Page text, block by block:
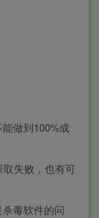
做到100%成
失败，也有可
毒软件的问